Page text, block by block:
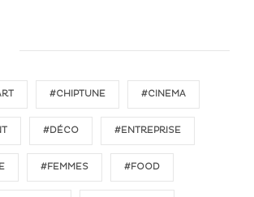
#CHIPTUNE #CINEMA
#DÉCO #ENTREPRISE
#FEMMES #FOOD